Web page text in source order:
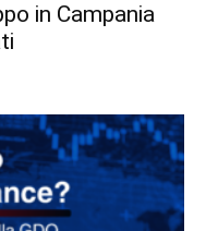
in Campania